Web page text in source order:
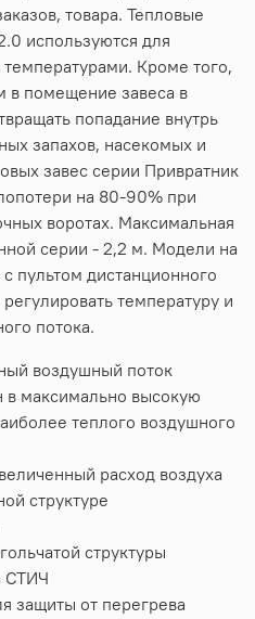
товара. Тепловые
используются для
Кроме того,
в помещение завеса в
попадание внутрь
запахов, насекомых и
завес серии Привратник
на 80-90% при
воротах. Максимальная
серии - 2,2 м. Модели на
пультом дистанционного
температуру и
потока.
воздушный поток
в максимально высокую
теплого воздушного
расход воздуха
структуре
структуры
СТИЧ
защиты от перегрева